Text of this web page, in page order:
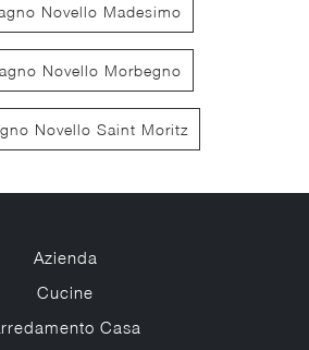
Novello Madesimo
Novello Morbegno
Novello Saint Moritz
Azienda
Cucine
Casa